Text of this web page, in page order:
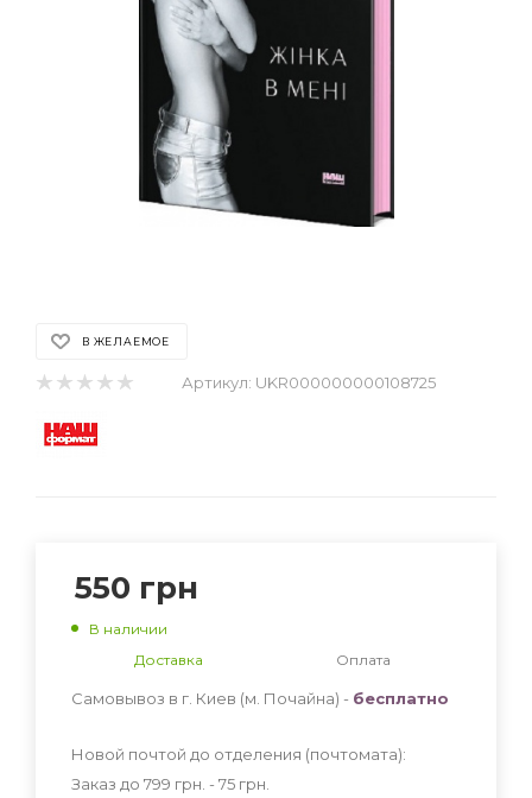
В ЖЕЛАЕМОЕ
Артикул: UKR000000000108725
550 грн
В наличии
Доставка
Оплата
Самовывоз в г. Киев (м. Почайна) - бесплатно
Новой почтой до отделения (почтомата):
Заказ до 799 грн. - 75 грн